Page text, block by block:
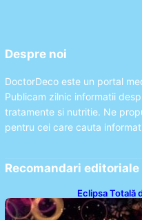
Despre noi
DoctorDeco este un portal
Publicam zilnic informatii
tratamente si nutritie. Ne
pentru cei care cauta
Recomandari editoriale
Eclipsa Totală
Analiză a
18 Ani